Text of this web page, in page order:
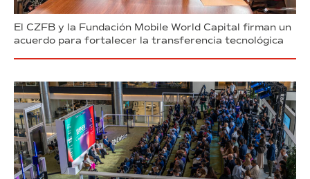
El CZFB y la Fundación Mobile World Capital firman un
acuerdo para fortalecer la transferencia tecnológica